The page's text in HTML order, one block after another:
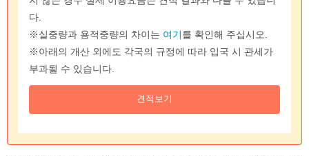
다.
※실중량과 용적중량의 차이는 여기 를 확인해 주십시오.
※아래의 개산 외에도 각국의 규정에 따라 입국 시 관세가
부과될 수 있습니다.